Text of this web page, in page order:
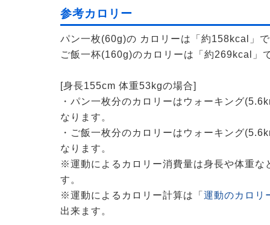
参考カロリー
パン一枚(60g)の カロリーは「約158kcal」
ご飯一杯(160g)のカロリーは「約269kcal」
[身長155cm 体重53kgの場合]
・パン一枚分のカロリーはウォーキング
なります。
・ご飯一枚分のカロリーはウォーキング
なります。
※運動によるカロリー消費量は身長や体重な
す。
※運動によるカロリー計算は「運動のカロリ
出来ます。